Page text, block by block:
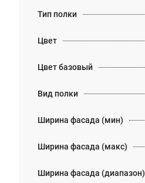
Тип полки
Цвет
Цвет базовый
Вид полки
Ширина фасада (мин)
Ширина фасада (макс)
Ширина фасада (диапазон)